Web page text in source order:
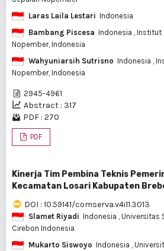
Laras Laila Lestari Indonesia
Bambang Piscesa Indonesia ,
Nopember, Indonesia
Wahyuniarsih Sutrisno Indonesia ,
Nopember, Indonesia
2945-4961
Abstract : 317
PDF : 270
PDF
Kinerja Tim Pembina Teknis
Kecamatan Losari Kabupaten
DOI : 10.59141/comserva.v4i11.3013
Slamet Riyadi Indonesia , Universitas
Cirebon Indonesia
Mukarto Siswoyo Indonesia ,